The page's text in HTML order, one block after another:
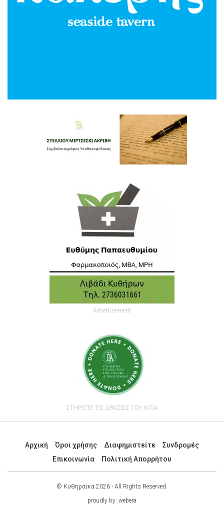
Advertisement
ΣΤΗΡΙΞΤΕ ΤΙΣ ΔΡΑΣΕΙΣ ΤΟΥ ΚΙΠΑ
Αρχική Όροι χρήσης Διαφημιστείτε
Συνδρομές
Επικοινωνία
Πολιτική Απορρήτου
© Κυθηραϊκά 2026 - All Rights Reserved.
proudly by: webera